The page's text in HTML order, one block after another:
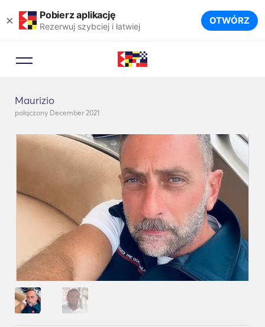
× Pobierz aplikację
Rezerwuj szybciej i łatwiej OTWÓRZ
Maurizio
połączony December 2021